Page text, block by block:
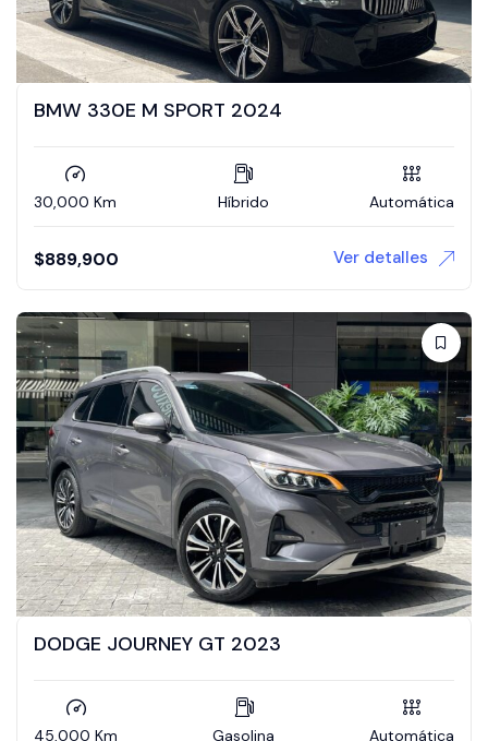
BMW 330E M SPORT 2024
30,000 Km Híbrido Automática
$889,900 Ver detalles
DODGE JOURNEY GT 2023
45,000 Km Gasolina Automática